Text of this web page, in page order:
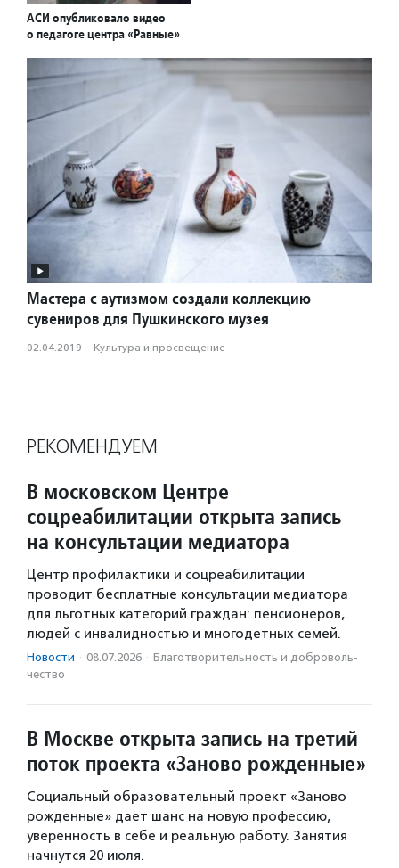
АСИ опубликовало видео
о педагоге центра «Равные»
Мастера с аутизмом создали коллекцию
сувениров для Пушкинского музея
02.04.2019 · Культура и просвещение
РЕКОМЕНДУЕМ
В московском Центре
соцреабилитации открыта запись
на консультации медиатора
Центр профилактики и соцреабилитации
проводит бесплатные консультации медиатора
для льготных категорий граждан: пенсионеров,
людей с инвалидностью и многодетных семей.
Новости · 08.07.2026 · Благотвори­тель­ность и доброволь­
чест­во
В Москве открыта запись на третий
поток проекта «Заново рожденные»
Социальный образовательный проект «Заново
рожденные» дает шанс на новую профессию,
уверенность в себе и реальную работу. Занятия
начнутся 20 июля.